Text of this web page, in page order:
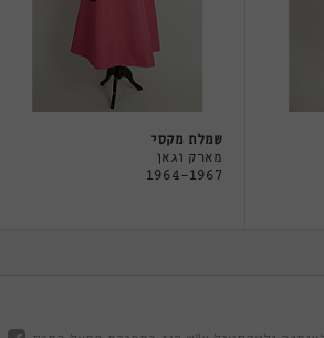
שמלת מקסי
מארק וגאן
1964-1967